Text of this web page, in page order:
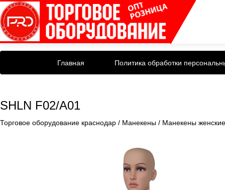
Главная Политика обработки
SHLN F02/A01
Торговое оборудование краснодар / Манекены / Манекены женские